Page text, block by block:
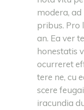
modera,
pribus. Pro
an. Ea ver
honestatis
ocurreret
tere ne, cu
scere
iracundia